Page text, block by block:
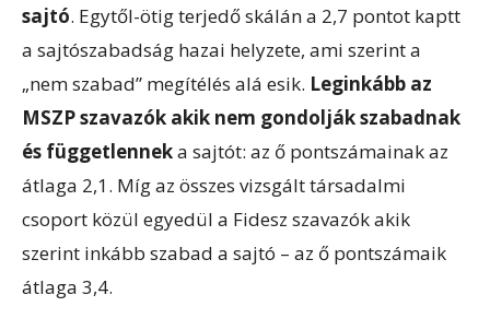
sajtó. Egytől-ötig terjedő skálán a 2,7 pontot kaptt
a sajtószabadság hazai helyzete, ami szerint a
„nem szabad” megítélés alá esik. Leginkább az
MSZP szavazók akik nem gondolják szabadnak
és függetlenneka sajtót: az ő pontszámainak az
átlaga 2,1. Míg az összes vizsgált társadalmi
csoport közül egyedül a Fidesz szavazók akik
szerint inkább szabad a sajtó – az ő pontszámaik
átlaga 3,4.